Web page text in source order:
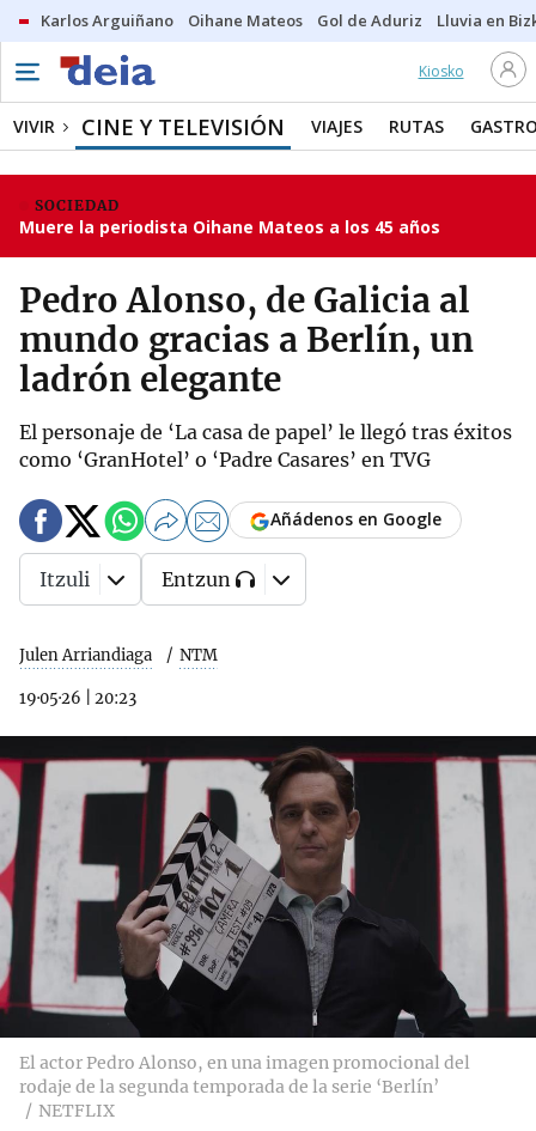
Karlos Arguiñano Oihane Mateos Gol de Aduriz Lluvia en
Kiosko
VIVIR CINE Y TELEVISIÓN VIAJES RUTAS
SOCIEDAD
Muere la periodista Oihane Mateos a los 45 años
Pedro Alonso, de Galicia al
mundo gracias a Berlín, un
ladrón elegante
El personaje de ‘La casa de papel’ le llegó tras éxitos
como ‘GranHotel’ o ‘Padre Casares’ en TVG
Julen Arriandiaga NTM
19·05·26 20:23
Añádenos en Google
Itzuli Entzun
El actor Pedro Alonso, en una imagen promocional del
rodaje de la segunda temporada de la serie ‘Berlín’
NETFLIX